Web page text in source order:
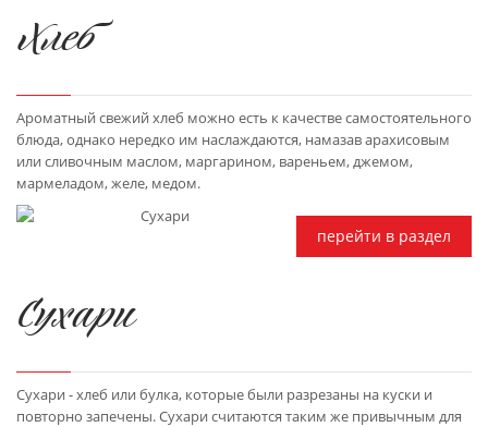
Хлеб
Ароматный свежий хлеб можно есть к качестве самостоятельного
блюда, однако нередко им наслаждаются, намазав арахисовым
или сливочным маслом, маргарином, вареньем, джемом,
мармеладом, желе, медом.
перейти в раздел
Сухари
Сухари - хлеб или булка, которые были разрезаны на куски и
повторно запечены. Сухари считаются таким же привычным для